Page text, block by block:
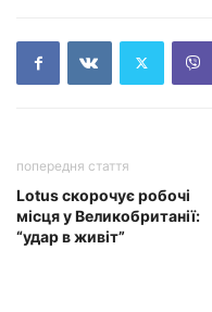
попередня стаття
Lotus скорочує робочі
місця у Великобританії:
“удар в живіт”